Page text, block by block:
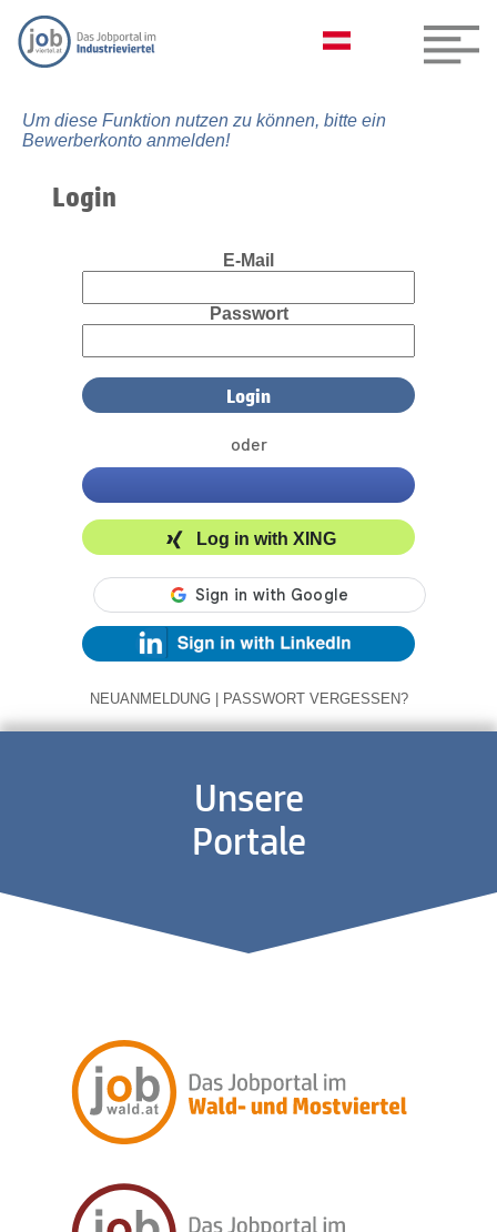
Um diese Funktion nutzen zu können, bitte ein
Bewerberkonto anmelden!
Login
E-Mail
Passwort
oder
Log in with XING
NEUANMELDUNG | PASSWORT VERGESSEN?
Unsere
Portale